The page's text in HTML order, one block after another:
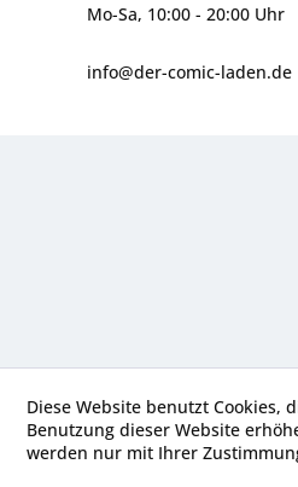
Mo-Sa, 10:00 - 20:00 Uhr
info@der-comic-laden.de
Diese Website benutzt Cookies,
Benutzung dieser Website
werden nur mit Ihrer